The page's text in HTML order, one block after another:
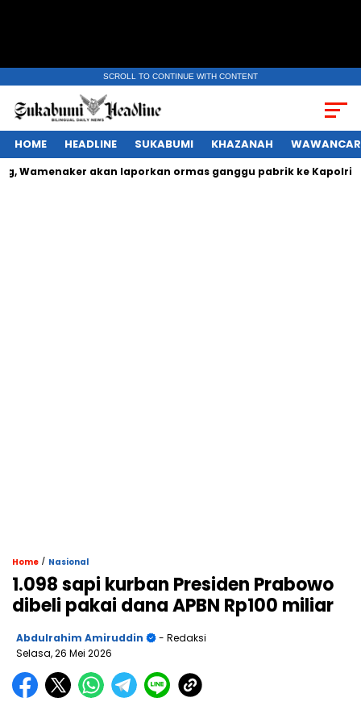
SCROLL TO CONTINUE WITH CONTENT
HOME HEADLINE SUKABUMI KHAZANAH
akan laporkan ormas ganggu pabrik ke Kapolri
Home / Nasional
1.098 sapi kurban Presiden Prabowo
dibeli pakai dana APBN Rp100 miliar
Abdulrahim Amiruddin
- Redaksi
Selasa, 26 Mei 2026